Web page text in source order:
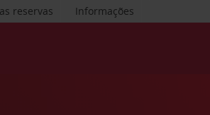
Informações
reservas